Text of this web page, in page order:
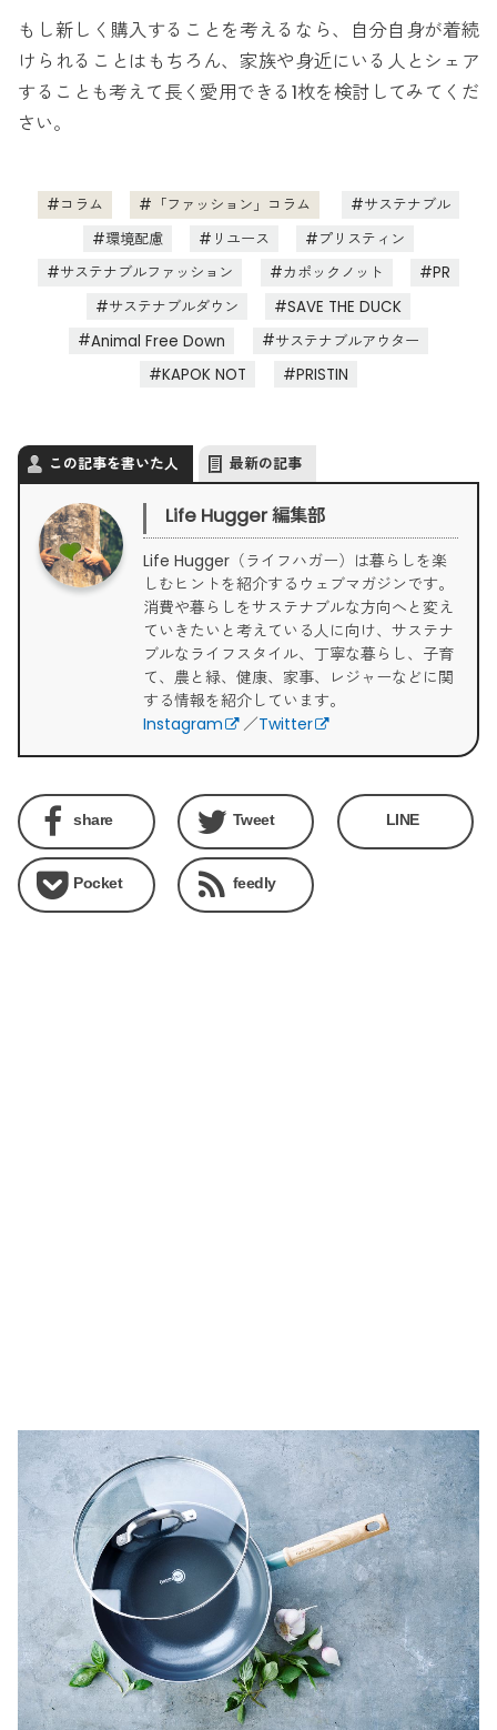
もし新しく購入することを考えるなら、自分自身が着続
けられることはもちろん、家族や身近にいる人とシェア
することも考えて長く愛用できる1枚を検討してみてくだ
さい。
コラム 「ファッション」コラム
サステナブル
環境配慮
リユース
プリスティン
サステナブルファッション
カポックノット
PR
サステナブルダウン
SAVE THE DUCK
Animal Free Down
サステナブルアウター
KAPOK NOT
PRISTIN
この記事を書いた人 最新の記事
Life Hugger 編集部
Life Hugger（ライフハガー）は暮らしを楽
しむヒントを紹介するウェブマガジンです。
消費や暮らしをサステナブルな方向へと変え
ていきたいと考えている人に向け、サステナ
ブルなライフスタイル、丁寧な暮らし、子育
て、農と緑、健康、家事、レジャーなどに関
する情報を紹介しています。
Instagram
／Twitter
share Tweet LINE
Pocket feedly